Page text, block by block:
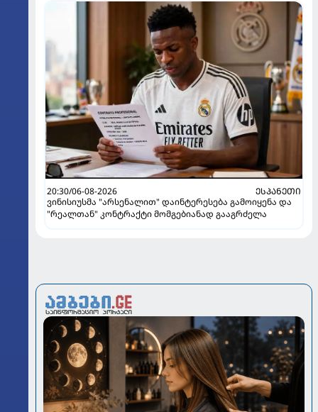
20:30/06-08-2026
ᲔᲡᲞᲐᲜᲔᲗᲘ
ვინისიუსმა "არსენალით" დაინტერესება გამოიყენა და
"რეალთან" კონტრაქტი მომგებიანად გააგრძელა